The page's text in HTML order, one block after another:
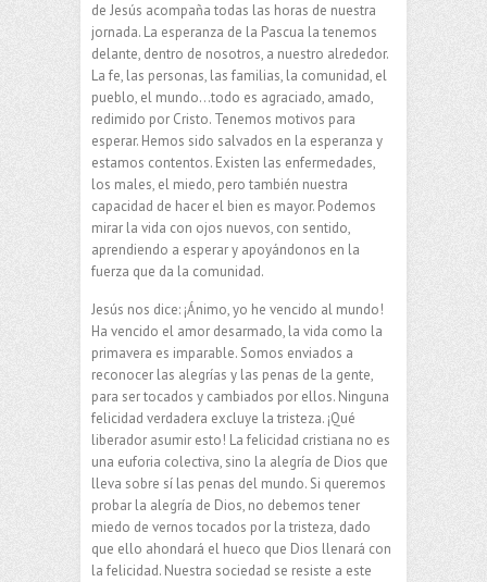
de Jesús acompaña todas las horas de nuestra
jornada. La esperanza de la Pascua la tenemos
delante, dentro de nosotros, a nuestro alrededor.
La fe, las personas, las familias, la comunidad, el
pueblo, el mundo…todo es agraciado, amado,
redimido por Cristo. Tenemos motivos para
esperar. Hemos sido salvados en la esperanza y
estamos contentos. Existen las enfermedades,
los males, el miedo, pero también nuestra
capacidad de hacer el bien es mayor. Podemos
mirar la vida con ojos nuevos, con sentido,
aprendiendo a esperar y apoyándonos en la
fuerza que da la comunidad.
Jesús nos dice: ¡Ánimo, yo he vencido al mundo!
Ha vencido el amor desarmado, la vida como la
primavera es imparable. Somos enviados a
reconocer las alegrías y las penas de la gente,
para ser tocados y cambiados por ellos. Ninguna
felicidad verdadera excluye la tristeza. ¡Qué
liberador asumir esto! La felicidad cristiana no es
una euforia colectiva, sino la alegría de Dios que
lleva sobre sí las penas del mundo. Si queremos
probar la alegría de Dios, no debemos tener
miedo de vernos tocados por la tristeza, dado
que ello ahondará el hueco que Dios llenará con
la felicidad. Nuestra sociedad se resiste a este